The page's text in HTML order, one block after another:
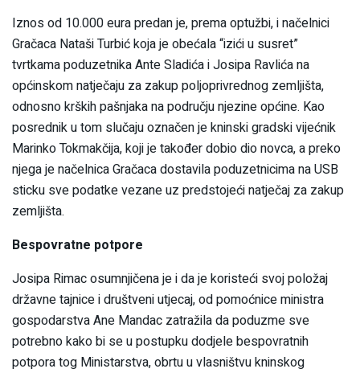
Iznos od 10.000 eura predan je, prema optužbi, i načelnici
Gračaca Nataši Turbić koja je obećala “izići u susret”
tvrtkama poduzetnika Ante Sladića i Josipa Ravlića na
općinskom natječaju za zakup poljoprivrednog zemljišta,
odnosno krških pašnjaka na području njezine općine. Kao
posrednik u tom slučaju označen je kninski gradski vijećnik
Marinko Tokmakčija, koji je također dobio dio novca, a preko
njega je načelnica Gračaca dostavila poduzetnicima na USB
sticku sve podatke vezane uz predstojeći natječaj za zakup
zemljišta.
Bespovratne potpore
Josipa Rimac osumnjičena je i da je koristeći svoj položaj
državne tajnice i društveni utjecaj, od pomoćnice ministra
gospodarstva Ane Mandac zatražila da poduzme sve
potrebno kako bi se u postupku dodjele bespovratnih
potpora tog Ministarstva, obrtu u vlasništvu kninskog